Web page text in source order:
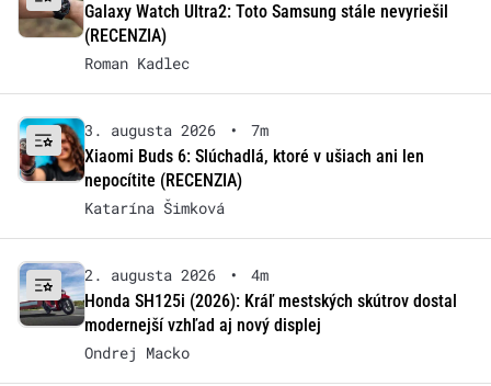
Galaxy Watch Ultra2: Toto Samsung stále nevyriešil
(RECENZIA)
Roman Kadlec
3. augusta 2026 •
7m
Xiaomi Buds 6: Slúchadlá, ktoré v ušiach ani len
nepocítite (RECENZIA)
Katarína Šimková
2. augusta 2026 •
4m
Honda SH125i (2026): Kráľ mestských skútrov dostal
modernejší vzhľad aj nový displej
Ondrej Macko